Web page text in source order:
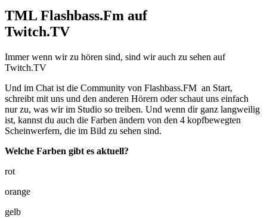
TML Flashbass.Fm auf
Twitch.TV
Immer wenn wir zu hören sind, sind wir auch zu sehen auf
Twitch.TV
Und im Chat ist die Community von Flashbass.FM an Start,
schreibt mit uns und den anderen Hörern oder schaut uns einfach
nur zu, was wir im Studio so treiben. Und wenn dir ganz langweilig
ist, kannst du auch die Farben ändern von den 4 kopfbewegten
Scheinwerfern, die im Bild zu sehen sind.
Welche Farben gibt es aktuell?
rot
orange
gelb